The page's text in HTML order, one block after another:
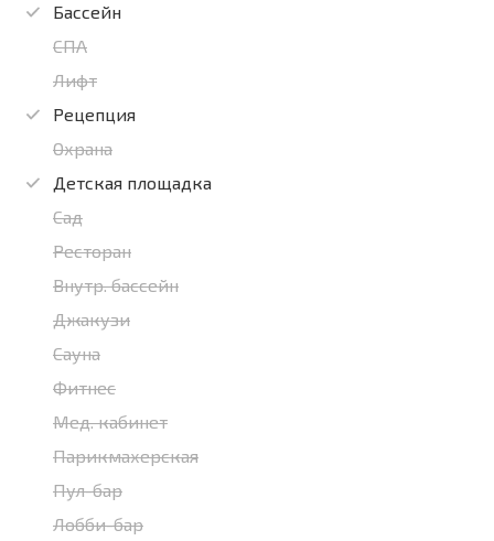
Бассейн
СПА
Лифт
Рецепция
Охрана
Детская площадка
Сад
Ресторан
Внутр. бассейн
Джакузи
Сауна
Фитнес
Мед. кабинет
Парикмахерская
Пул-бар
Лобби-бар